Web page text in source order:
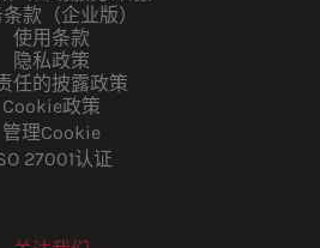
款（企业版）
使用条款
隐私政策
任的披露政策
Cookie政策
管理Cookie
27001认证